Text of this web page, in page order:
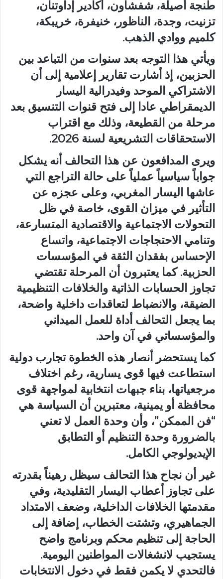
طنجة أصيلة، شفشاون، أكادير إداوتنان،
تزنيت، وجدة، الناظور، خنيفرة، خريبكة،
كلميم ووادي الذهب.
ويأتي هذا التوجه بعد سنوات من التباعد بين
الحزبين، إذ أشارت تقارير إعلامية إلى أن
الاشتراكي الموحد وفيدرالية اليسار
الديمقراطي عادا إلى فتح قنوات التنسيق بعد
مرحلة من القطيعة، وذلك مع اقتراب
الاستحقاقات التشريعية لسنة 2026.
ويرى المدافعون عن هذا التحالف أنه يشكل
جواباً سياسياً عملياً على حالة التراجع التي
عاشها اليسار المغربي، وعلى عجزه عن
التأثير في ميزان القوى، خاصة في ظل
التحولات الاجتماعية والاقتصادية المتسارعة،
وتنامي الاحتجاجات الاجتماعية، واتساع
الإحساس بفقدان الثقة في المؤسسات
الحزبية. كما يعتبرون أن المرحلة تقتضي
تجاوز الحسابات الذاتية والخلافات التنظيمية
الضيقة، والانضباط لتعاقدات داخلية واضحة،
بما يجعل التحالف أداة للعمل الميداني
والمؤسساتي في آن واحد.
كما يستحضر أنصار هذه الخطوة تجارب دولية
استطاعت فيها قوى يسارية، رغم اختلاف
مرجعياتها، بناء جبهات انتخابية لمواجهة قوى
محافظة أو يمينية، معتبرين أن السياسة هي
“فن الممكن”، وأن وحدة العمل لا تعني
بالضرورة وحدة التنظيم أو التطابق
الإيديولوجي الكامل.
غير أن نجاح هذا التحالف سيظل رهيناً بقدرته
على تجاوز أعطاب اليسار التقليدية، وفي
مقدمتها الخلافات الداخلية، وضعف الامتداد
الجماهيري، وتشتت الخطاب، إضافة إلى
الحاجة إلى تنظيم محكم وبرنامج واضح
يستجيب لانشغالات المواطنين اليومية.
فالتحدي لا يكمن فقط في دخول الانتخابات